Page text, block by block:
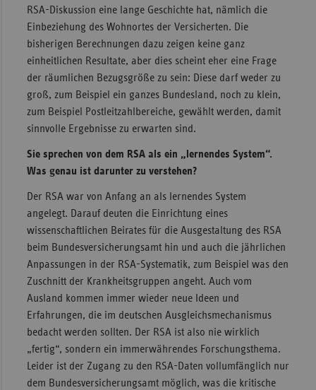
RSA-Diskussion eine lange Geschichte hat, nämlich die
Einbeziehung des Wohnortes der Versicherten. Die
bisherigen Berechnungen dazu zeigen keine ganz
einheitlichen Resultate, aber dies scheint eher eine Frage
der räumlichen Bezugsgröße zu sein: Diese darf weder zu
groß, zum Beispiel ein ganzes Bundesland, noch zu klein,
zum Beispiel Postleitzahlbereiche, gewählt werden, damit
sinnvolle Ergebnisse zu erwarten sind.
Sie sprechen von dem RSA als ein „lernendes System“.
Was genau ist darunter zu verstehen?
Der RSA war von Anfang an als lernendes System
angelegt. Darauf deuten die Einrichtung eines
wissenschaftlichen Beirates für die Ausgestaltung des RSA
beim Bundesversicherungsamt hin und auch die jährlichen
Anpassungen in der RSA-Systematik, zum Beispiel was den
Zuschnitt der Krankheitsgruppen angeht. Auch vom
Ausland kommen immer wieder neue Ideen und
Erfahrungen, die im deutschen Ausgleichsmechanismus
bedacht werden sollten. Der RSA ist also nie wirklich
„fertig“, sondern ein immerwährendes Forschungsthema.
Leider ist der Zugang zu den RSA-Daten vollumfänglich nur
dem Bundesversicherungsamt möglich, was die kritische